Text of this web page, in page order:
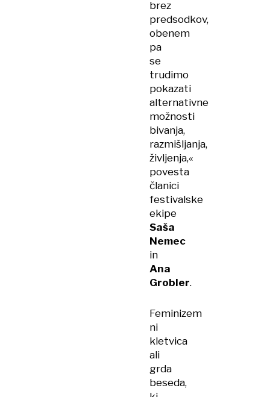
brez
predsodkov,
obenem
pa
se
trudimo
pokazati
alternativne
možnosti
bivanja,
razmišljanja,
življenja,«
povesta
članici
festivalske
ekipe
Saša
Nemec
in
Ana
Grobler.
Feminizem
ni
kletvica
ali
grda
beseda,